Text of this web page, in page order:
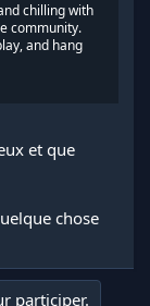
chilling with
community.
and hang
et que
chose
participer.